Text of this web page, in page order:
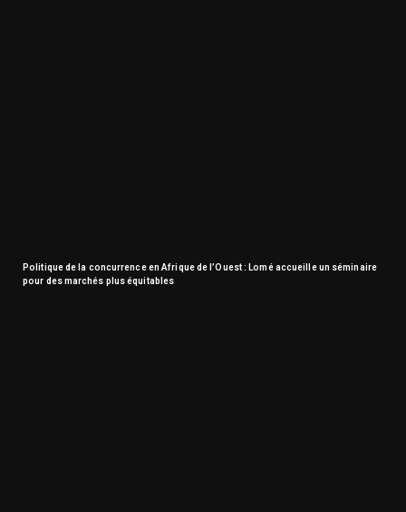
Politique de la concurrence en Afrique de l’Ouest : Lomé accueille un séminaire
pour des marchés plus équitables